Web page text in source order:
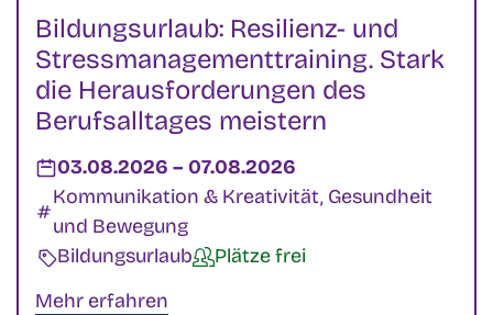
Bildungsurlaub: Resilienz- und
Stressmanagementtraining. Stark
die Herausforderungen des
Berufsalltages meistern
Datum:
03.08.2026 – bis
07.08.2026
Kategorien:
Kommunikation & Kreativität, Gesundheit
und Bewegung
Veranstaltungsart:
BildungsurlaubVerfügbarkeit:
Plätze frei
Mehr erfahren